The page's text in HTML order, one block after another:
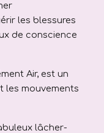
les blessures
de conscience
Air, est un
les mouvements
lâcher-